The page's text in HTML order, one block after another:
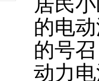
的电
的号
动力